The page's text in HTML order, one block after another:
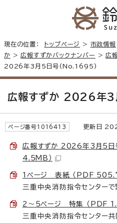
現在の位置： トップページ > 市政情報
か >広報すずかバックナンバー >広
2026年3月5日号(No.1695)
広報すずか 2026年
ページ番号1016413 更新日
広報すずか 2026年3月5日
4.5MB）
1ページ 表紙 （PDF
三重中央消防指令センター
2～5ページ 特集 （PDF
三重中央消防指令センター